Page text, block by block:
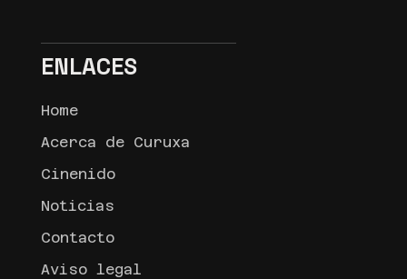
ENLACES
Home
Acerca de Curuxa
Cinenido
Noticias
Contacto
Aviso legal